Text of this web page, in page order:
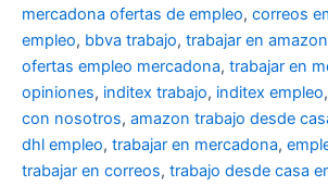
mercadona ofertas de empleo, correos
empleo, bbva trabajo, trabajar en
ofertas empleo mercadona, trabajar en
opiniones, inditex trabajo, inditex empleo,
con nosotros, amazon trabajo desde
dhl empleo, trabajar en mercadona,
trabajar en correos, trabajo desde casa